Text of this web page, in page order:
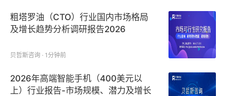
粗塔罗油（CTO）行业国内市场格局
及增长趋势分析调研报告2026
贝哲斯咨询 · 1分钟前
2026年高端智能手机（400美元以
上）行业报告-市场规模、潜力及增长